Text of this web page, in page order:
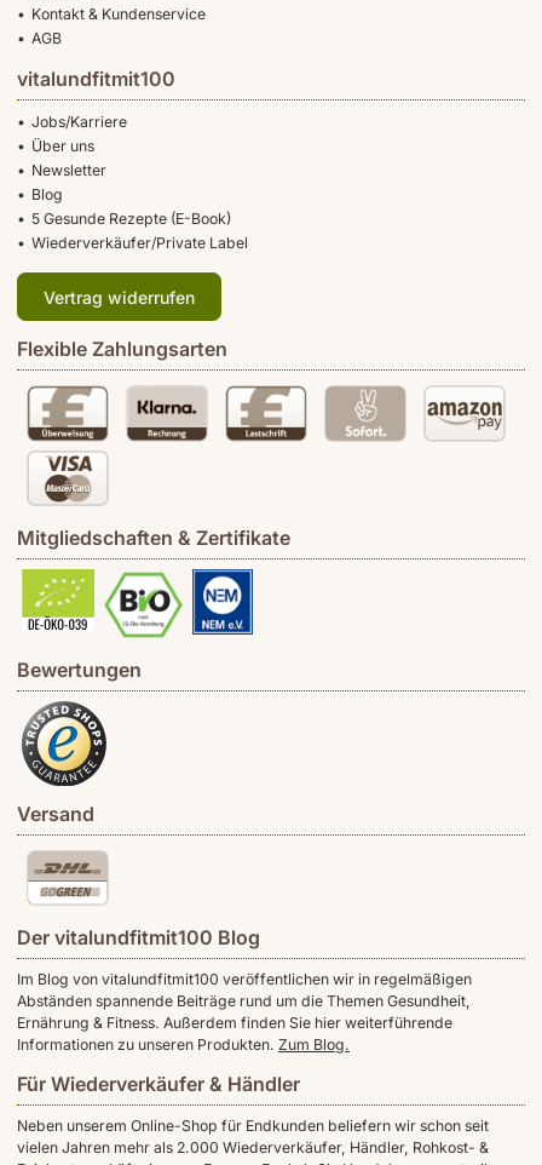
Kontakt & Kundenservice
AGB
vitalundfitmit100
Jobs/Karriere
Über uns
Newsletter
Blog
5 Gesunde Rezepte (E-Book)
Wiederverkäufer/Private Label
Vertrag widerrufen
Flexible Zahlungsarten
Mitgliedschaften & Zertifikate
Bewertungen
Versand
Der vitalundfitmit100 Blog
Im Blog von vitalundfitmit100 veröffentlichen wir in regelmäßigen
Abständen spannende Beiträge rund um die Themen Gesundheit,
Ernährung & Fitness. Außerdem finden Sie hier weiterführende
Informationen zu unseren Produkten. Zum Blog.
Für Wiederverkäufer & Händler
Neben unserem Online-Shop für Endkunden beliefern wir schon seit
vielen Jahren mehr als 2.000 Wiederverkäufer, Händler, Rohkost- &